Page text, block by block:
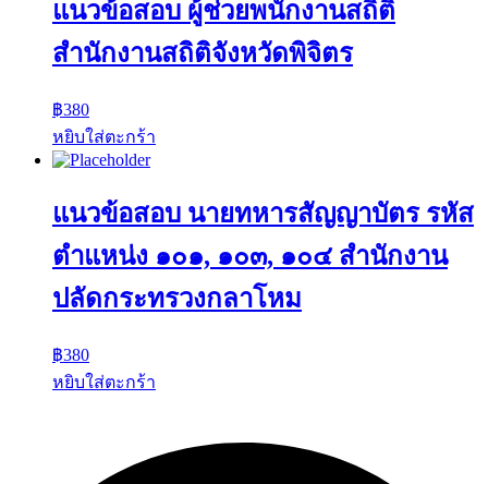
แนวข้อสอบ ผู้ช่วยพนักงานสถิติ
สำนักงานสถิติจังหวัดพิจิตร
฿380
หยิบใส่ตะกร้า
แนวข้อสอบ นายทหารสัญญาบัตร รหัส
ตำแหน่ง ๑๐๑, ๑๐๓, ๑๐๔ สำนักงาน
ปลัดกระทรวงกลาโหม
฿380
หยิบใส่ตะกร้า